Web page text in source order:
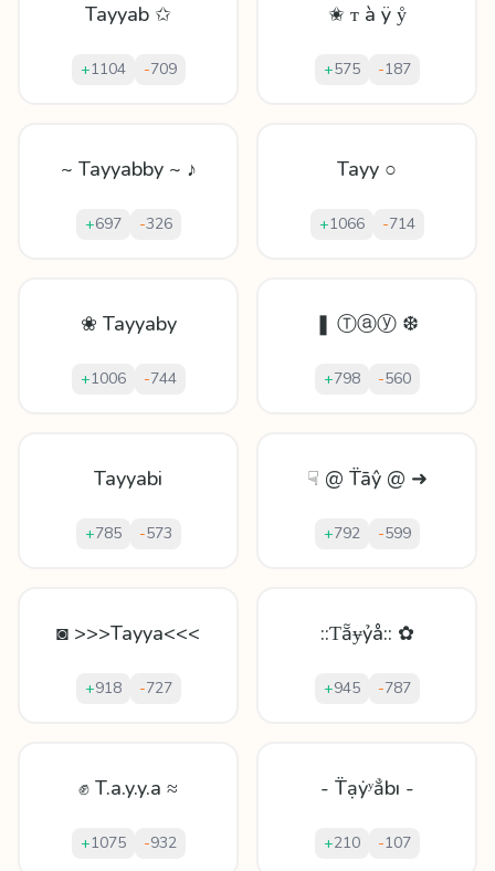
Tayyab ✩
+1104 -709
✬ ᴛ à ÿ ẙ
+575 -187
~ Tayyabby ~ ♪
+697 -326
Tayy ○
+1066 -714
❀ Tayyaby
+1006 -744
❚ Ⓣⓐⓨ ❆
+798 -560
Tayyabi
+785 -573
☟ @ T̈āŷ @ ➜
+792 -599
◙ >>>Tayya<<<
+918 -727
::Ƭẵɏỷå:: ✿
+945 -787
✊ T.a.y.y.a ≈
+1075 -932
- T̈ạẏʸẳbı -
+210 -107